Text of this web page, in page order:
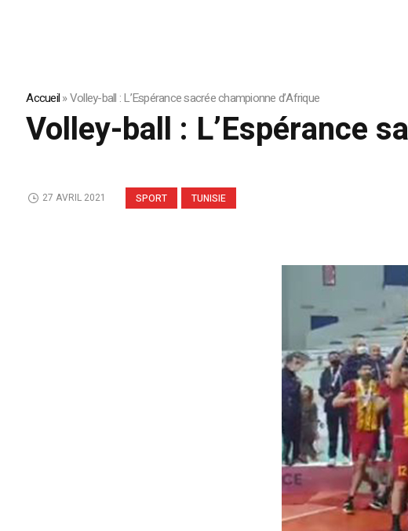
Accueil»Volley-ball : L’Espérance sacrée championne d’Afrique
Volley-ball : L’Espérance
SPORT TUNISIE
27 AVRIL 2021